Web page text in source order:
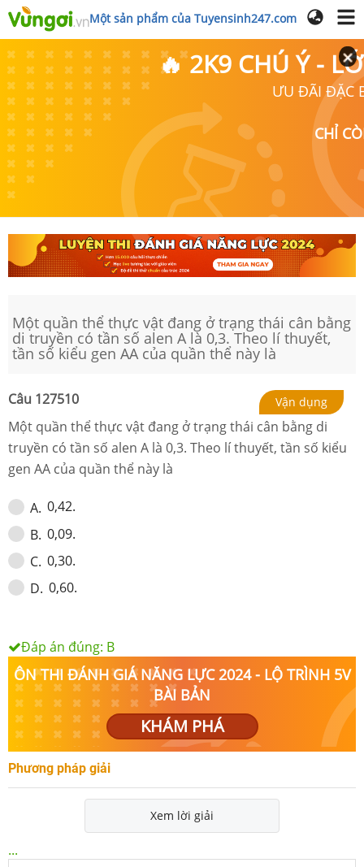
Một sản phẩm của Tuyensinh247.com
🔥 2K9 CHÚ Ý -
ƯU ĐÃI ĐẶC
CHỈ
Một quần thể thực vật đang ở trạng thái cân bằng
di truyền có tần số alen A là 0,3. Theo lí thuyết,
tần số kiểu gen AA của quần thể này là
Câu 127510 Vận dụng
Một quần thể thực vật đang ở trạng thái cân bằng di
truyền có tần số alen A là 0,3. Theo lí thuyết, tần số kiểu
gen AA của quần thể này là
A. 0,42.
B. 0,09.
C. 0,30.
D. 0,60.
Đáp án đúng: B
ÔN THI ĐÁNH GIÁ NĂNG LỰC 2024 - LỘ TRÌNH 5V
BÀI BẢN
KHÁM PHÁ
Phương pháp giải
Xem lời giải
...